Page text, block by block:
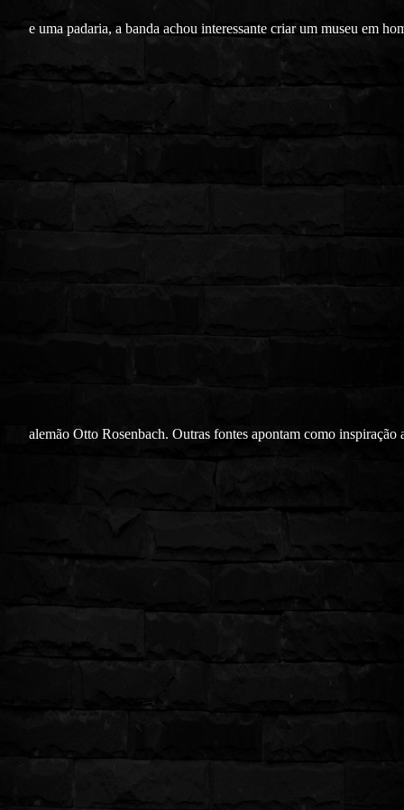
e uma padaria, a banda achou interessante criar um museu em
alemão Otto Rosenbach. Outras fontes apontam como inspiração